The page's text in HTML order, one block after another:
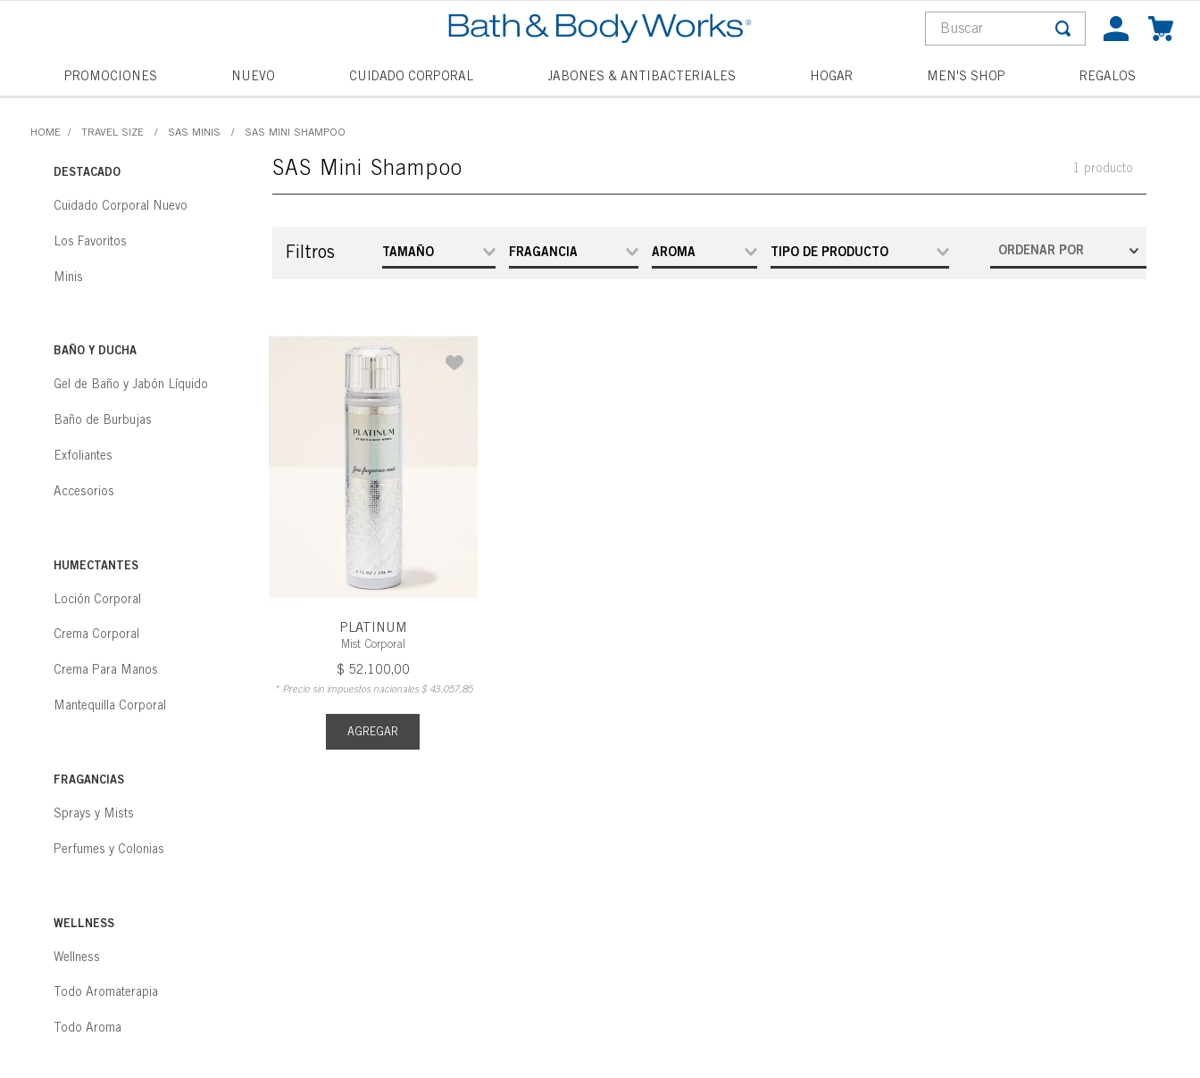
Buscar
0
PROMOCIONES NUEVO CUIDADO CORPORAL JABONES & ANTIBACTERIALES HOGAR MEN'S SHOP REGALOS
TRAVEL SIZE SAS MINIS SAS MINI SHAMPOO
DESTACADO
Cuidado Corporal Nuevo
Los Favoritos
Minis
BAÑO Y DUCHA
Gel de Baño y Jabón Líquido
Baño de Burbujas
Exfoliantes
Accesorios
HUMECTANTES
Loción Corporal
Crema Corporal
Crema Para Manos
Mantequilla Corporal
FRAGANCIAS
Sprays y Mists
Perfumes y Colonias
WELLNESS
Wellness
Todo Aromaterapia
Todo Aroma
SAS Mini Shampoo 1 producto
Filtros
AROMA
FRAGANCIA
TAMAÑO
TIPO DE PRODUCTO
ORDENAR POR
PLATINUM
Mist Corporal
$ 52.100,00
* Precio sin impuestos nacionales $ 43. 057, 85
AGREGAR
1.
4. mini
6. mist